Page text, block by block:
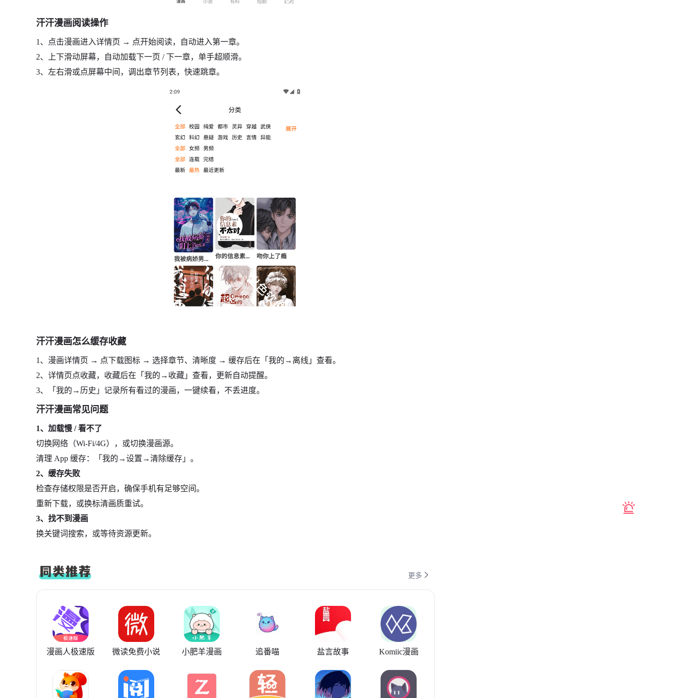
汗汗漫画阅读操作
1、点击漫画进入详情页 → 点开始阅读，自动进入第一章。
2、上下滑动屏幕，自动加载下一页 / 下一章，单手超顺滑。
3、左右滑或点屏幕中间，调出章节列表，快速跳章。
汗汗漫画怎么缓存收藏
1、漫画详情页 → 点下载图标 → 选择章节、清晰度 → 缓存后在「我的→离线」查看。
2、详情页点收藏，收藏后在「我的→收藏」查看，更新自动提醒。
3、「我的→历史」记录所有看过的漫画，一键续看，不丢进度。
汗汗漫画常见问题
1、加载慢 / 看不了
切换网络（Wi-Fi/4G），或切换漫画源。
清理 App 缓存：「我的→设置→清除缓存」。
2、缓存失败
检查存储权限是否开启，确保手机有足够空间。
重新下载，或换标清画质重试。
3、找不到漫画
换关键词搜索，或等待资源更新。
更多 
漫画人极速版 微读免费小说 小肥羊漫画 追番喵 盐言故事 Komiic漫画